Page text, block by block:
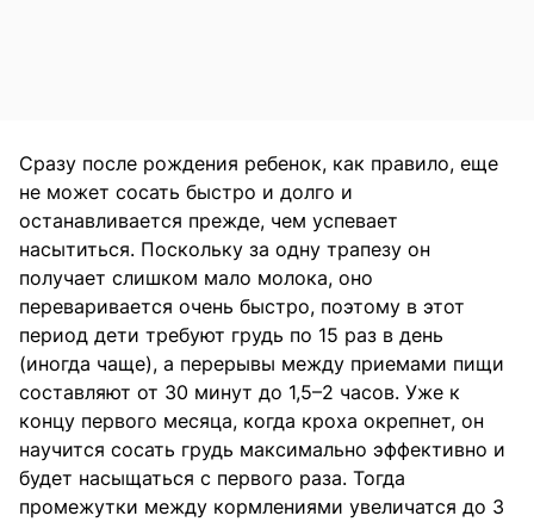
Сразу после рождения ребенок, как правило, еще
не может сосать быстро и долго и
останавливается прежде, чем успевает
насытиться. Поскольку за одну трапезу он
получает слишком мало молока, оно
переваривается очень быстро, поэтому в этот
период дети требуют грудь по 15 раз в день
(иногда чаще), а перерывы между приемами пищи
составляют от 30 минут до 1,5–2 часов. Уже к
концу первого месяца, когда кроха окрепнет, он
научится сосать грудь максимально эффективно и
будет насыщаться с первого раза. Тогда
промежутки между кормлениями увеличатся до 3